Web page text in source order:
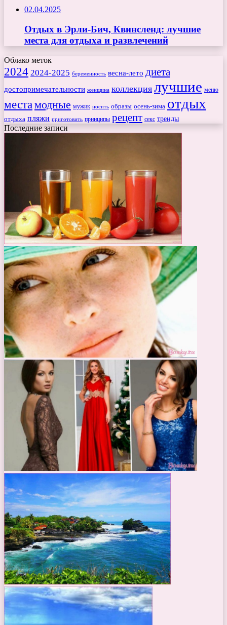
02.04.2025
Отдых в Эрли-Бич, Квинсленд: лучшие
места для отдыха и развлечений
Облако меток
2024 2024-2025 беременность весна-лето диета
достопримечательности женщина коллекция лучшие меню
места модные мужик носить образы осень-зима отдых
отдыха пляжи приготовить принципы рецепт секс тренды
Последние записи